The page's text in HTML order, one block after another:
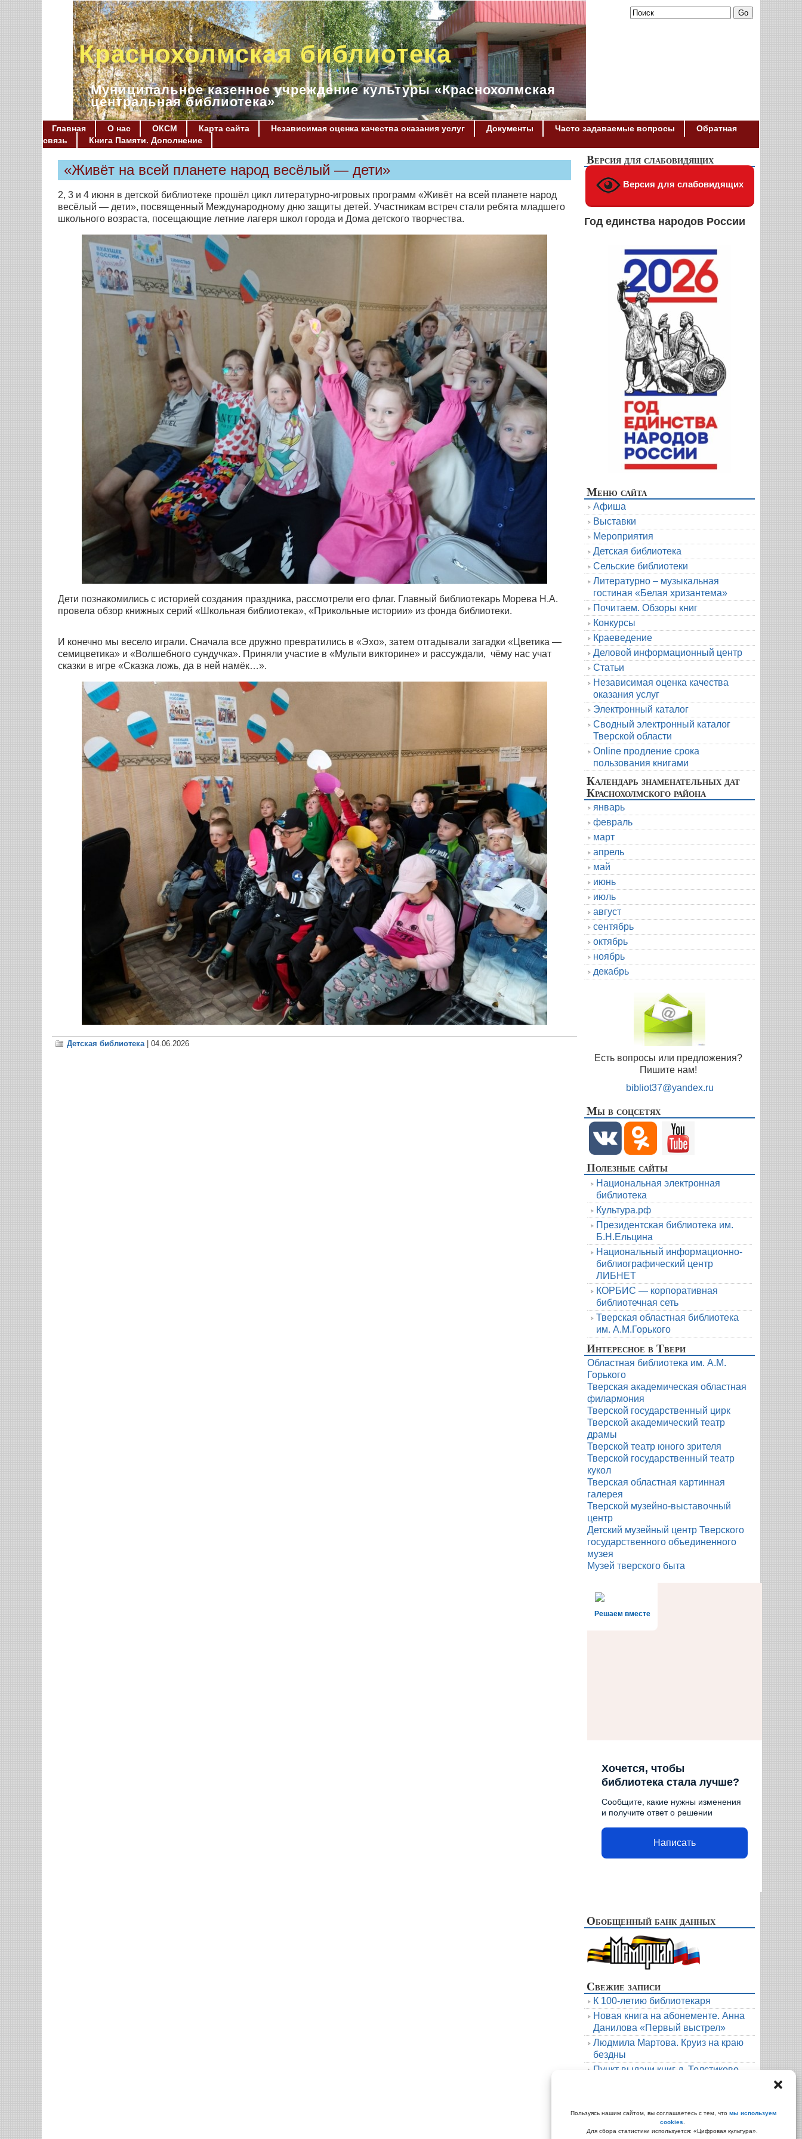
Пользуясь нашим сайтом, вы соглашаетесь с тем, что мы используем
cookies
Для сбора статистики используется: «Цифровая культура».
Краснохолмская библиотека
Муниципальное казенное учреждение культуры «Краснохолмская
центральная библиотека»
Главная О нас ОКСМ Карта сайта Независимая оценка качества оказания услуг Документы Часто задаваемые вопросы
Обратная
связь
Книга Памяти. Дополнение
«Живёт на всей планете народ весёлый — дети»
2, 3 и 4 июня в детской библиотеке прошёл цикл литературно-игровых программ «Живёт на всей планете народ
весёлый — дети», посвященный Международному дню защиты детей. Участникам встреч стали ребята младшего
школьного возраста, посещающие летние лагеря школ города и Дома детского творчества.
Дети познакомились с историей создания праздника, рассмотрели его флаг. Главный библиотекарь Морева Н.А.
провела обзор книжных серий «Школьная библиотека», «Прикольные истории» из фонда библиотеки.
И конечно мы весело играли. Сначала все дружно превратились в «Эхо», затем отгадывали загадки «Цветика —
семицветика» и «Волшебного сундучка». Приняли участие в «Мульти викторине» и рассуждали, чёму нас учат
сказки в игре «Сказка ложь, да в ней намёк…».
Детская библиотека| 04.06.2026
Версия для слабовидящих
Версия для слабовидящих
Год единства народов России
Меню сайта
Афиша
Выставки
Мероприятия
Детская библиотека
Сельские библиотеки
Литературно – музыкальная
гостиная «Белая хризантема»
Почитаем. Обзоры книг
Конкурсы
Краеведение
Деловой информационный центр
Статьи
Независимая оценка качества
оказания услуг
Электронный каталог
Сводный электронный каталог
Тверской области
Online продление срока
пользования книгами
Календарь знаменательных дат
Краснохолмского района
январь
февраль
март
апрель
май
июнь
июль
август
сентябрь
октябрь
ноябрь
декабрь
Есть вопросы или предложения?
Пишите нам!
bibliot37@yandex.ru
Мы в соцсетях
Полезные сайты
Национальная электронная
библиотека
Культура.рф
Президентская библиотека им.
Б.Н.Ельцина
Национальный информационно-
библиографический центр
ЛИБНЕТ
КОРБИС — корпоративная
библиотечная сеть
Тверская областная библиотека
им. А.М.Горького
Интересное в Твери
Областная библиотека им. А.М.
Горького
Тверская академическая областная
филармония
Тверской государственный цирк
Тверской академический театр
драмы
Тверской театр юного зрителя
Тверской государственный театр
кукол
Тверская областная картинная
галерея
Тверской музейно-выставочный
центр
Детский музейный центр Тверского
государственного объединенного
музея
Музей тверского быта
Решаем вместе
Хочется, чтобы
библиотека стала лучше?
Сообщите, какие нужны изменения
и получите ответ о решении
Написать
Обобщенный банк данных
Свежие записи
К 100-летию библиотекаря
Новая книга на абонементе. Анна
Данилова «Первый выстрел»
Людмила Мартова. Круиз на краю
бездны
Пункт выдачи книг д. Толстиково.
Архивы
Архивы